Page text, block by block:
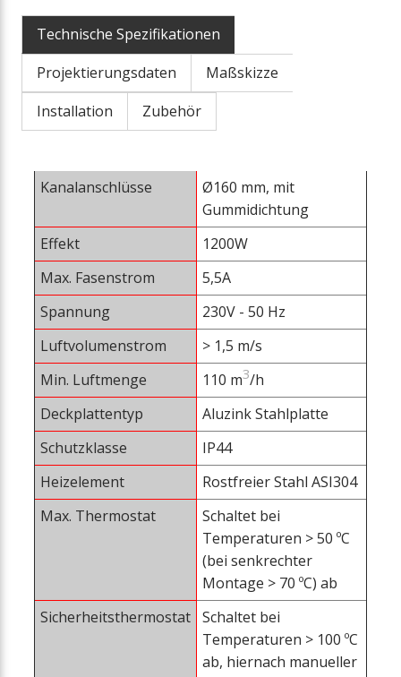
Technische Spezifikationen
Projektierungsdaten
Maßskizze
Installation
Zubehör
Kanalanschlüsse
Ø160 mm, mit
Gummidichtung
Effekt
1200W
Max. Fasenstrom
5,5A
Spannung
230V - 50 Hz
Luftvolumenstrom
> 1,5 m/s
Min. Luftmenge
110 m3/h
Deckplattentyp
Aluzink Stahlplatte
Schutzklasse
IP44
Heizelement
Rostfreier Stahl ASI304
Max. Thermostat
Schaltet bei
Temperaturen > 50 ºC
(bei senkrechter
Montage > 70 ºC) ab
Sicherheitsthermostat Schaltet bei
Temperaturen > 100 ºC
ab, hiernach manueller